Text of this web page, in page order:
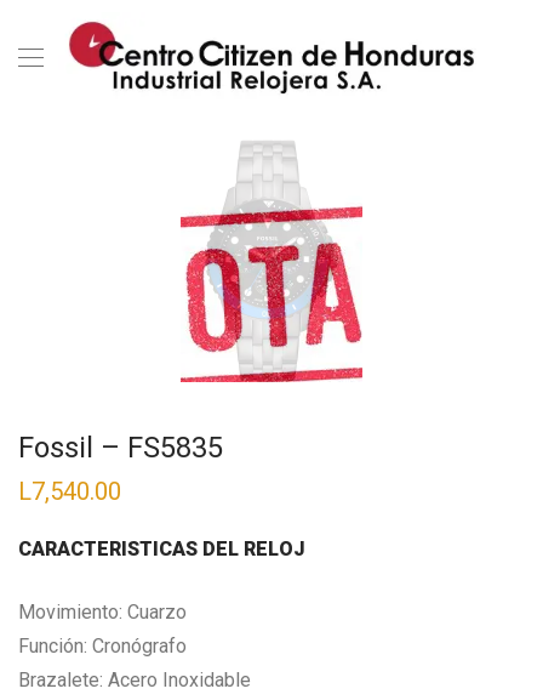
Fossil – FS5835
L7,540.00
CARACTERISTICAS DEL RELOJ
Movimiento: Cuarzo
Función: Cronógrafo
Brazalete: Acero Inoxidable